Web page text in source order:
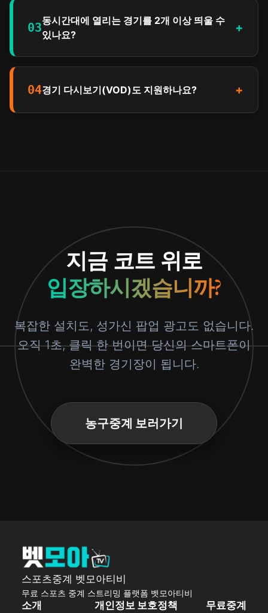
03동시간대에 열리는 경기를 2개 이상 띄울 수
있나요?
+
04경기 다시보기(VOD)도 지원하나요? +
지금 코트 위로
입장하시겠습니까?
복잡한 설치도, 성가신 팝업 광고도 없습니다.
오직 1초, 클릭 한 번이면 당신의 스마트폰이
완벽한 경기장이 됩니다.
농구중계 보러가기
스포츠중계 벳모아티비
무료 스포츠 중계 스트리밍 플랫폼 벳모아티비
소개 개인정보 보호정책 무료중계